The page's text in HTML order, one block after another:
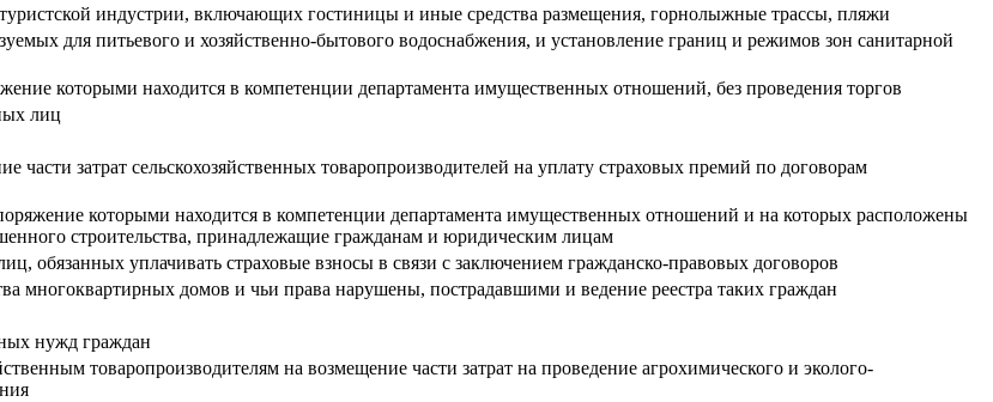
индустрии, включающих гостиницы и иные средства размещения, горнолыжные трассы, пляжи
для питьевого и хозяйственно-бытового водоснабжения, и установление границ и режимов зон санитарной
которыми находится в компетенции департамента имущественных отношений, без проведения торгов
лиц
части затрат сельскохозяйственных товаропроизводителей на уплату страховых премий по договорам
которыми находится в компетенции департамента имущественных отношений и на которых расположены
строительства, принадлежащие гражданам и юридическим лицам
обязанных уплачивать страховые взносы в связи с заключением гражданско-правовых договоров
многоквартирных домов и чьи права нарушены, пострадавшими и ведение реестра таких граждан
нужд граждан
товаропроизводителям на возмещение части затрат на проведение агрохимического и эколого-